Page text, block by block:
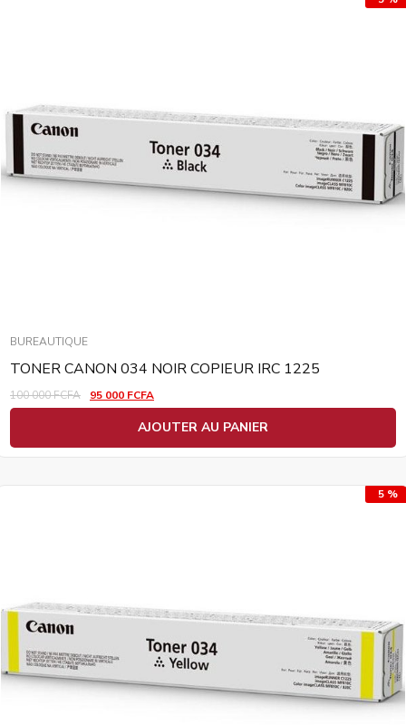
BUREAUTIQUE
TONER CANON 034 NOIR COPIEUR IRC 1225
100 000FCFA 95 000 FCFA
AJOUTER AU PANIER
5 %